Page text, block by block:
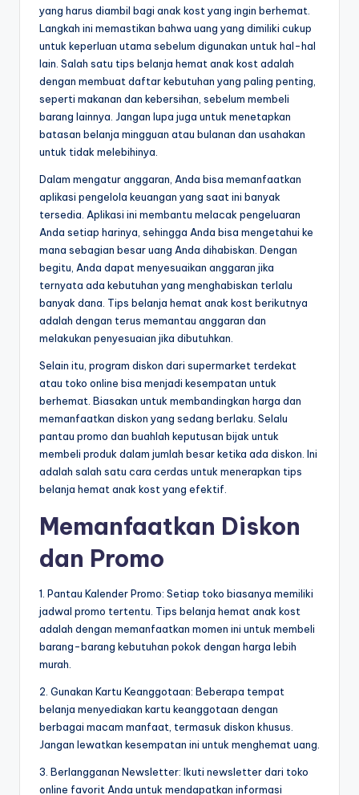
yang harus diambil bagi anak kost yang ingin berhemat.
Langkah ini memastikan bahwa uang yang dimiliki cukup
untuk keperluan utama sebelum digunakan untuk hal-hal
lain. Salah satu tips belanja hemat anak kost adalah
dengan membuat daftar kebutuhan yang paling penting,
seperti makanan dan kebersihan, sebelum membeli
barang lainnya. Jangan lupa juga untuk menetapkan
batasan belanja mingguan atau bulanan dan usahakan
untuk tidak melebihinya.
Dalam mengatur anggaran, Anda bisa memanfaatkan
aplikasi pengelola keuangan yang saat ini banyak
tersedia. Aplikasi ini membantu melacak pengeluaran
Anda setiap harinya, sehingga Anda bisa mengetahui ke
mana sebagian besar uang Anda dihabiskan. Dengan
begitu, Anda dapat menyesuaikan anggaran jika
ternyata ada kebutuhan yang menghabiskan terlalu
banyak dana. Tips belanja hemat anak kost berikutnya
adalah dengan terus memantau anggaran dan
melakukan penyesuaian jika dibutuhkan.
Selain itu, program diskon dari supermarket terdekat
atau toko online bisa menjadi kesempatan untuk
berhemat. Biasakan untuk membandingkan harga dan
memanfaatkan diskon yang sedang berlaku. Selalu
pantau promo dan buahlah keputusan bijak untuk
membeli produk dalam jumlah besar ketika ada diskon. Ini
adalah salah satu cara cerdas untuk menerapkan tips
belanja hemat anak kost yang efektif.
Memanfaatkan Diskon
dan Promo
1. Pantau Kalender Promo: Setiap toko biasanya memiliki
jadwal promo tertentu. Tips belanja hemat anak kost
adalah dengan memanfaatkan momen ini untuk membeli
barang-barang kebutuhan pokok dengan harga lebih
murah.
2. Gunakan Kartu Keanggotaan: Beberapa tempat
belanja menyediakan kartu keanggotaan dengan
berbagai macam manfaat, termasuk diskon khusus.
Jangan lewatkan kesempatan ini untuk menghemat uang.
3. Berlangganan Newsletter: Ikuti newsletter dari toko
online favorit Anda untuk mendapatkan informasi